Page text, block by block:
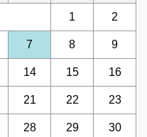
1 2
7 8 9
14 15 16
21 22 23
28 29 30